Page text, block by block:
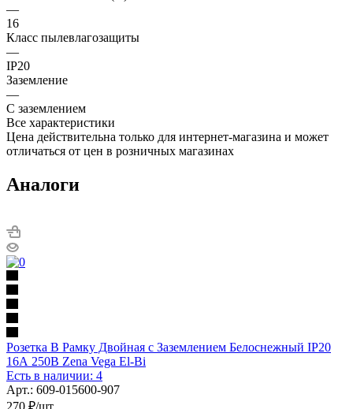
—
16
Класс пылевлагозащиты
—
IP20
Заземление
—
С заземлением
Все характеристики
Цена действительна только для интернет-магазина и может
отличаться от цен в розничных магазинах
Аналоги
Розетка В Рамку Двойная с Заземлением Белоснежный IP20
16А 250В Zena Vega El-Bi
Есть в наличии: 4
Арт.: 609-015600-907
270 ₽/шт